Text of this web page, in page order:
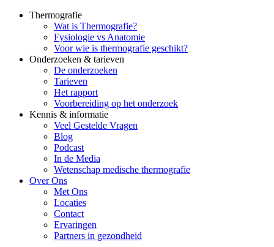
Thermografie
Wat is Thermografie?
Fysiologie vs Anatomie
Voor wie is thermografie geschikt?
Onderzoeken & tarieven
De onderzoeken
Tarieven
Het rapport
Voorbereiding op het onderzoek
Kennis & informatie
Veel Gestelde Vragen
Blog
Podcast
In de Media
Wetenschap medische thermografie
Over Ons
Met Ons
Locaties
Contact
Ervaringen
Partners in gezondheid